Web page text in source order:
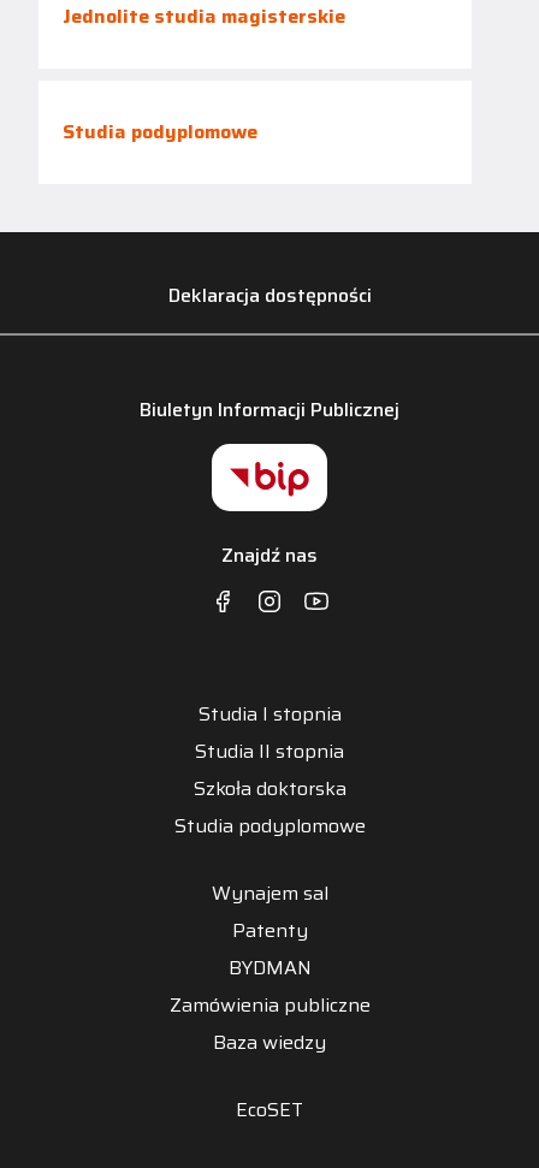
Jednolite studia magisterskie
Studia podyplomowe
Deklaracja dostępności
Biuletyn Informacji Publicznej
Znajdź nas
Studia I stopnia
Studia II stopnia
Szkoła doktorska
Studia podyplomowe
Wynajem sal
Patenty
BYDMAN
Zamówienia publiczne
Baza wiedzy
EcoSET